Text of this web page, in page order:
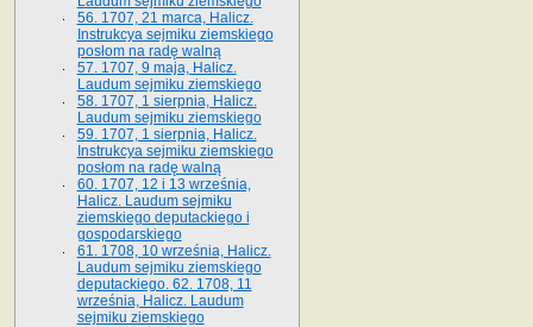
56. 1707, 21 marca, Halicz.
Instrukcya sejmiku ziemskiego
posłom na radę walną
57. 1707, 9 maja, Halicz.
Laudum sejmiku ziemskiego
58. 1707, 1 sierpnia, Halicz.
Laudum sejmiku ziemskiego
59. 1707, 1 sierpnia, Halicz.
Instrukcya sejmiku ziemskiego
posłom na radę walną
60. 1707, 12 i 13 września,
Halicz. Laudum sejmiku
ziemskiego deputackiego i
gospodarskiego
61. 1708, 10 września, Halicz.
Laudum sejmiku ziemskiego
deputackiego. 62. 1708, 11
września, Halicz. Laudum
sejmiku ziemskiego